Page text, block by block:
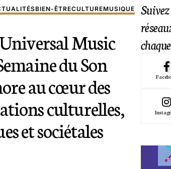
BIEN-ÊTRECULTUREMUSIQUE
Music
du Son
au cœur des
culturelles,
et sociétales